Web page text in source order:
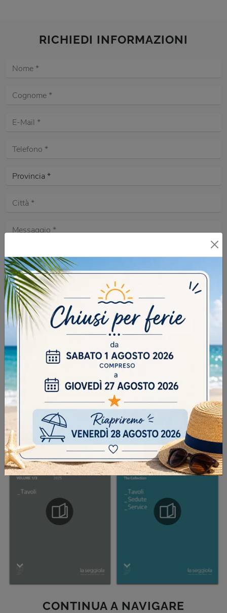
SFOGLIA I NOSTRI CATALOGHI
CONTINUA A NAVIGARE
RICHIEDI INFORMAZIONI
Acconsento all'informativa sulla
DOMANDA DI SICUREZZA
Cadono le foglie in che stagione siamo?
INVIA